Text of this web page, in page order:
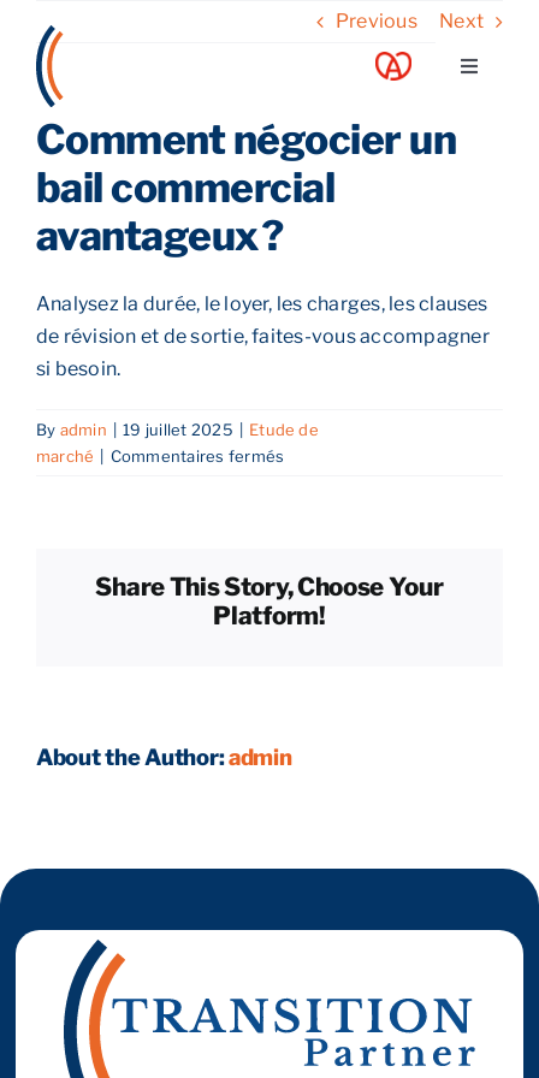
content
Toggle
A propos
Nos services
Blog
Nos offres
Reprendre son entreprise en 12 mois
Prendre RDV
Previous Next
Comment négocier un
bail commercial
avantageux ?
Analysez la durée, le loyer, les charges, les clauses
de révision et de sortie, faites-vous accompagner
si besoin.
By admin | 19 juillet 2025 | Etude de
marché | Commentaires fermés
commercial
avantageux ?
Share This Story, Choose Your
Platform!
About the Author:admin